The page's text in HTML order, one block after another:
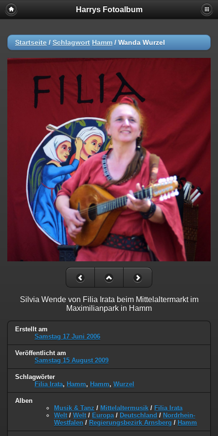
Harrys Fotoalbum
Startseite / Schlagwort Hamm / Wanda Wurzel
Silvia Wende von Filia Irata beim Mittelaltermarkt im
Maximilianpark in Hamm
Erstellt am
Samstag 17 Juni 2006
Veröffentlicht am
Samstag 15 August 2009
Schlagwörter
Filia Irata, Hamm, Hamm, Wurzel
Alben
Musik & Tanz / Mittelaltermusik / Filia Irata
Welt / Welt / Europa / Deutschland / Nordrhein-
Westfalen / Regierungsbezirk Arnsberg / Hamm